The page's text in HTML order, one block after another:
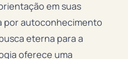
em suas
por autoconhecimento
eterna para a
oferece uma